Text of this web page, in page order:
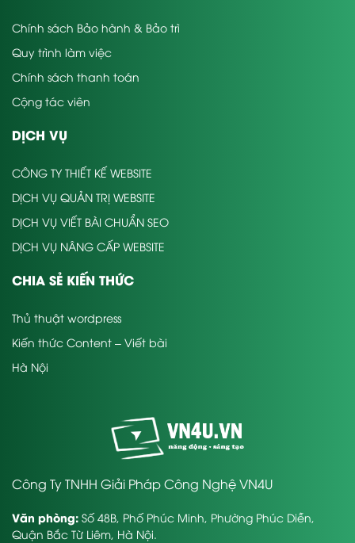
Chính sách Bảo hành & Bảo trì
Quy trình làm việc
Chính sách thanh toán
Cộng tác viên
DỊCH VỤ
CÔNG TY THIẾT KẾ WEBSITE
DỊCH VỤ QUẢN TRỊ WEBSITE
DỊCH VỤ VIẾT BÀI CHUẨN SEO
DỊCH VỤ NÂNG CẤP WEBSITE
CHIA SẺ KIẾN THỨC
Thủ thuật wordpress
Kiến thức Content – Viết bài
Hà Nội
Công Ty TNHH Giải Pháp Công Nghệ VN4U
Văn phòng: Số 48B, Phố Phúc Minh, Phường Phúc Diễn,
Quận Bắc Từ Liêm, Hà Nội.